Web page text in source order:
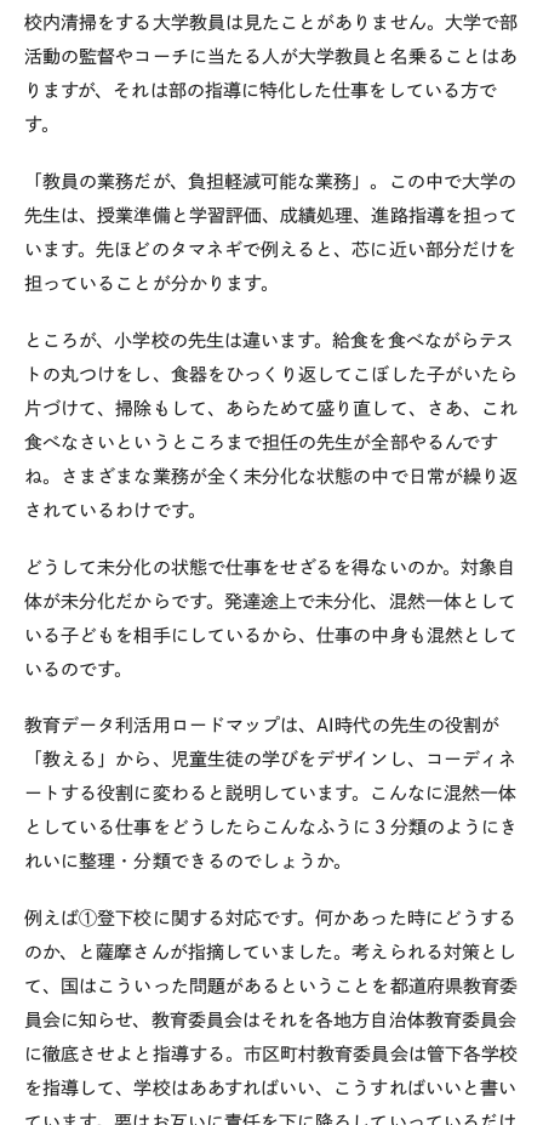
校内清掃をする大学教員は見たことがありません。大学で部
活動の監督やコーチに当たる人が大学教員と名乗ることはあ
りますが、それは部の指導に特化した仕事をしている方で
す。
「教員の業務だが、負担軽減可能な業務」。この中で大学の
先生は、授業準備と学習評価、成績処理、進路指導を担って
います。先ほどのタマネギで例えると、芯に近い部分だけを
担っていることが分かります。
ところが、小学校の先生は違います。給食を食べながらテス
トの丸つけをし、食器をひっくり返してこぼした子がいたら
片づけて、掃除もして、あらためて盛り直して、さあ、これ
食べなさいというところまで担任の先生が全部やるんです
ね。さまざまな業務が全く未分化な状態の中で日常が繰り返
されているわけです。
どうして未分化の状態で仕事をせざるを得ないのか。対象自
体が未分化だからです。発達途上で未分化、混然一体として
いる子どもを相手にしているから、仕事の中身も混然として
いるのです。
教育データ利活用ロードマップは、AI時代の先生の役割が
「教える」から、児童生徒の学びをデザインし、コーディネ
ートする役割に変わると説明しています。こんなに混然一体
としている仕事をどうしたらこんなふうに３分類のようにき
れいに整理・分類できるのでしょうか。
例えば①登下校に関する対応です。何かあった時にどうする
のか、と薩摩さんが指摘していました。考えられる対策とし
て、国はこういった問題があるということを都道府県教育委
員会に知らせ、教育委員会はそれを各地方自治体教育委員会
に徹底させよと指導する。市区町村教育委員会は管下各学校
を指導して、学校はああすればいい、こうすればいいと書い